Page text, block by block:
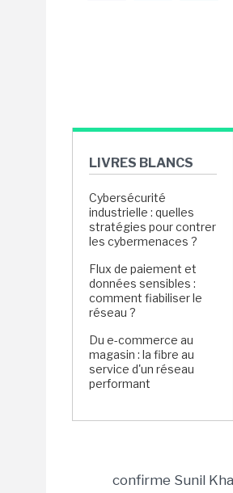
LIVRES BLANCS
Cybersécurité
industrielle : quelles
stratégies pour contrer
les cybermenaces ?
Flux de paiement et
données sensibles :
comment fiabiliser le
réseau ?
Du e-commerce au
magasin : la fibre au
service d'un réseau
performant
confirme Sunil